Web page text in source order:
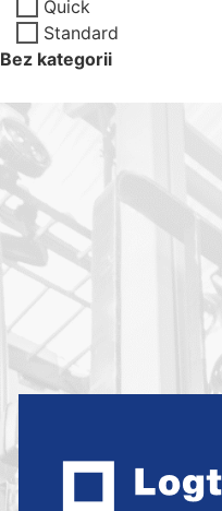
Quick
Standard
Bez kategorii